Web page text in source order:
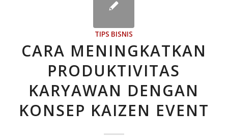
TIPS BISNIS
CARA MENINGKATKAN
PRODUKTIVITAS
KARYAWAN DENGAN
KONSEP KAIZEN EVENT